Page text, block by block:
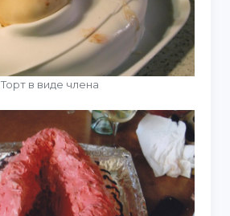
Торт в виде члена